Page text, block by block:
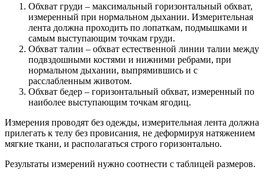
Обхват груди – максимальный горизонтальный обхват,
измеренный при нормальном дыхании. Измерительная
лента должна проходить по лопаткам, подмышками и
самым выступающим точкам груди.
Обхват талии – обхват естественной линии талии между
подвздошными костями и нижними ребрами, при
нормальном дыхании, выпрямившись и с
расслабленным животом.
Обхват бедер – горизонтальный обхват, измеренный по
наиболее выступающим точкам ягодиц.
Измерения проводят без одежды, измерительная лента должна
прилегать к телу без провисания, не деформируя натяжением
мягкие ткани, и располагаться строго горизонтально.
Результаты измерений нужно соотнести с таблицей размеров.